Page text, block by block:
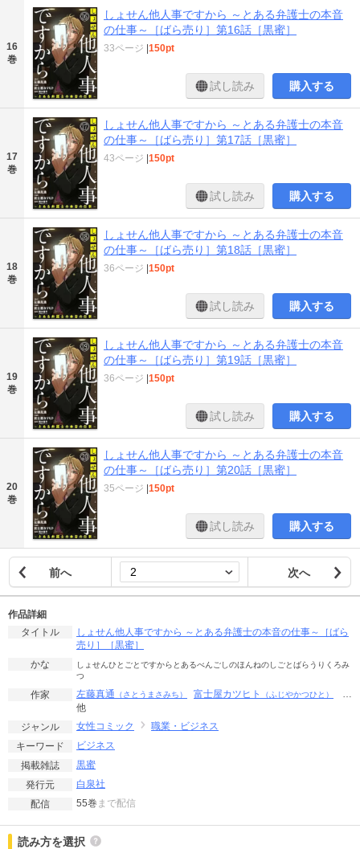
16
巻
しょせん他人事ですから ～とある弁護士の本音
の仕事～［ばら売り］第16話［黒蜜］
33ページ 150pt
試し読み 購入する
17
巻
しょせん他人事ですから ～とある弁護士の本音
の仕事～［ばら売り］第17話［黒蜜］
43ページ 150pt
試し読み 購入する
18
巻
しょせん他人事ですから ～とある弁護士の本音
の仕事～［ばら売り］第18話［黒蜜］
36ページ 150pt
試し読み 購入する
19
巻
しょせん他人事ですから ～とある弁護士の本音
の仕事～［ばら売り］第19話［黒蜜］
36ページ 150pt
試し読み 購入する
20
巻
しょせん他人事ですから ～とある弁護士の本音
の仕事～［ばら売り］第20話［黒蜜］
35ページ 150pt
試し読み 購入する
前へ 次へ
作品詳細
タイトル
しょせん他人事ですから ～とある弁護士の本音の仕事～［ばら
売り］［黒蜜］
かな
しょせんひとごとですからとあるべんごしのほんねのしごとばらうりくろみ
つ
作家 左藤真通 （さとうまさみち） 富士屋カツヒト （ふじやかつひと）
…
他
ジャンル
女性コミック
職業・ビジネス
キーワード
ビジネス
掲載雑誌
黒蜜
発行元
白泉社
配信
55巻 まで配信
読み方を選択